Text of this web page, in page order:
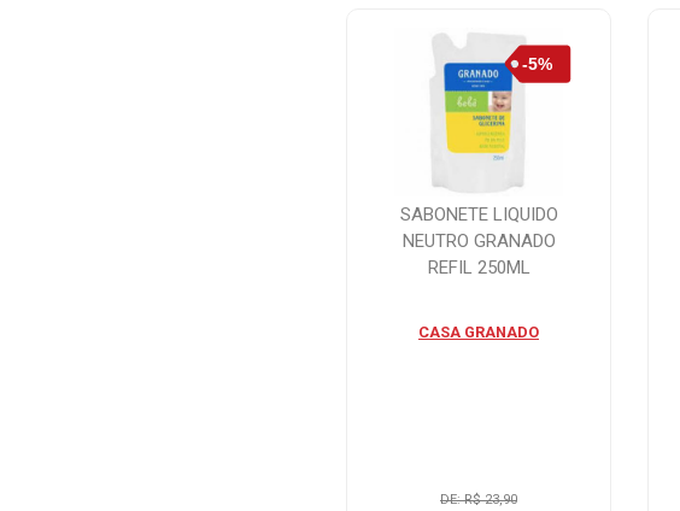
SABONETE LIQUIDO
NEUTRO GRANADO
REFIL 250ML
CASA GRANADO
DE: R$ 23,90